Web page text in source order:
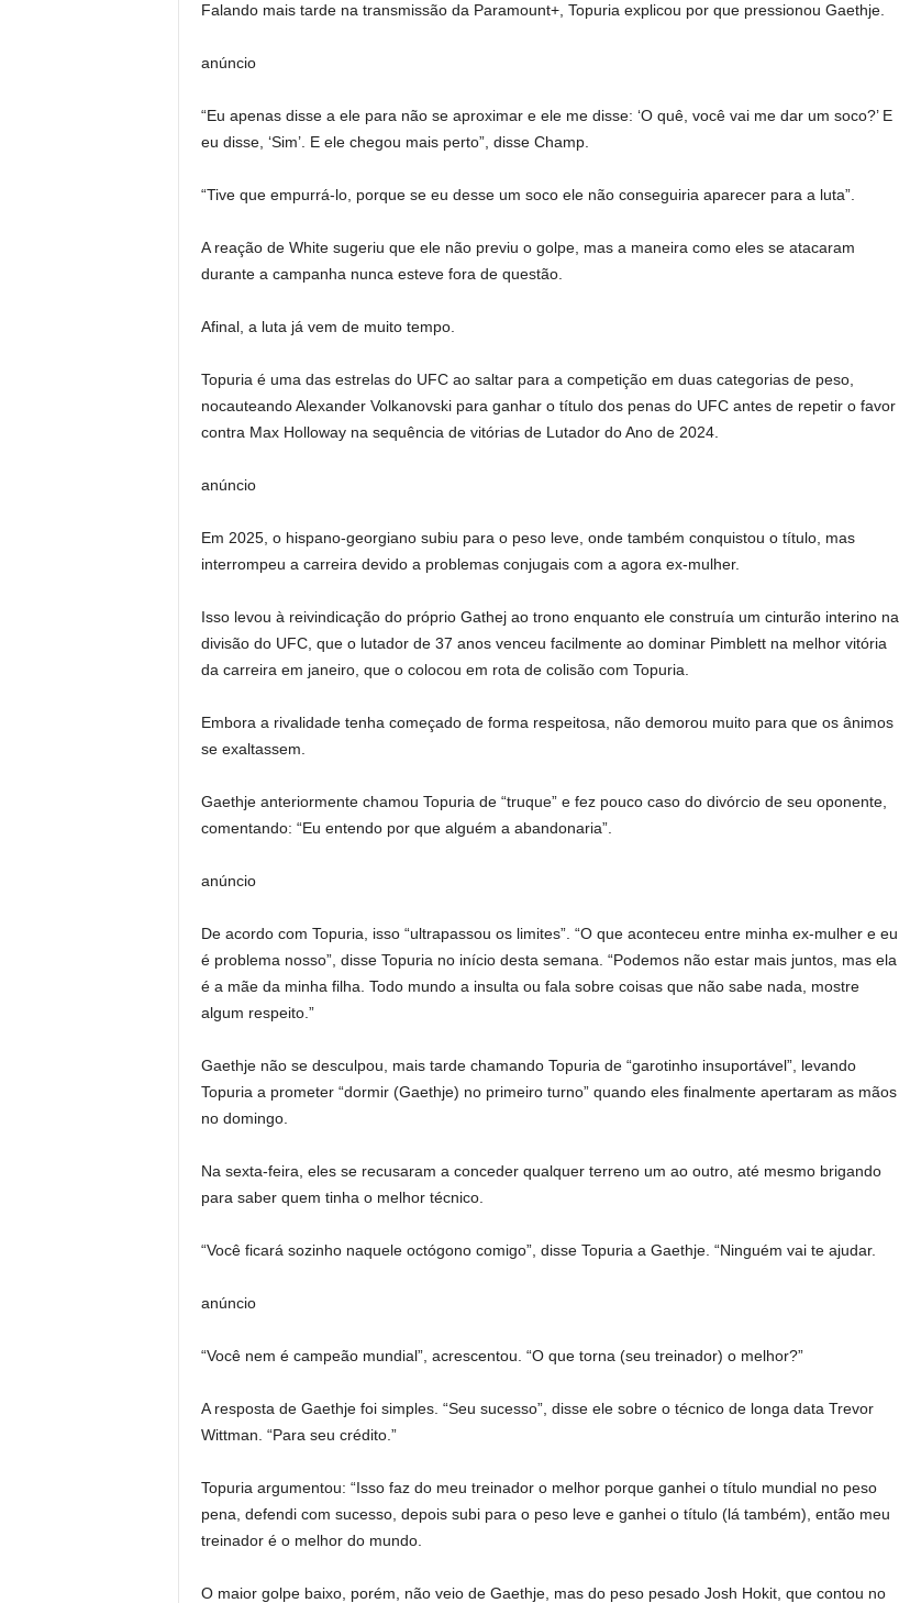
Falando mais tarde na transmissão da Paramount+, Topuria explicou por que pressionou Gaethje.
anúncio
“Eu apenas disse a ele para não se aproximar e ele me disse: ‘O quê, você vai me dar um soco?’ E
eu disse, ‘Sim’. E ele chegou mais perto”, disse Champ.
“Tive que empurrá-lo, porque se eu desse um soco ele não conseguiria aparecer para a luta”.
A reação de White sugeriu que ele não previu o golpe, mas a maneira como eles se atacaram
durante a campanha nunca esteve fora de questão.
Afinal, a luta já vem de muito tempo.
Topuria é uma das estrelas do UFC ao saltar para a competição em duas categorias de peso,
nocauteando Alexander Volkanovski para ganhar o título dos penas do UFC antes de repetir o favor
contra Max Holloway na sequência de vitórias de Lutador do Ano de 2024.
anúncio
Em 2025, o hispano-georgiano subiu para o peso leve, onde também conquistou o título, mas
interrompeu a carreira devido a problemas conjugais com a agora ex-mulher.
Isso levou à reivindicação do próprio Gathej ao trono enquanto ele construía um cinturão interino na
divisão do UFC, que o lutador de 37 anos venceu facilmente ao dominar Pimblett na melhor vitória
da carreira em janeiro, que o colocou em rota de colisão com Topuria.
Embora a rivalidade tenha começado de forma respeitosa, não demorou muito para que os ânimos
se exaltassem.
Gaethje anteriormente chamou Topuria de “truque” e fez pouco caso do divórcio de seu oponente,
comentando: “Eu entendo por que alguém a abandonaria”.
anúncio
De acordo com Topuria, isso “ultrapassou os limites”. “O que aconteceu entre minha ex-mulher e eu
é problema nosso”, disse Topuria no início desta semana. “Podemos não estar mais juntos, mas ela
é a mãe da minha filha. Todo mundo a insulta ou fala sobre coisas que não sabe nada, mostre
algum respeito.”
Gaethje não se desculpou, mais tarde chamando Topuria de “garotinho insuportável”, levando
Topuria a prometer “dormir (Gaethje) no primeiro turno” quando eles finalmente apertaram as mãos
no domingo.
Na sexta-feira, eles se recusaram a conceder qualquer terreno um ao outro, até mesmo brigando
para saber quem tinha o melhor técnico.
“Você ficará sozinho naquele octógono comigo”, disse Topuria a Gaethje. “Ninguém vai te ajudar.
anúncio
“Você nem é campeão mundial”, acrescentou. “O que torna (seu treinador) o melhor?”
A resposta de Gaethje foi simples. “Seu sucesso”, disse ele sobre o técnico de longa data Trevor
Wittman. “Para seu crédito.”
Topuria argumentou: “Isso faz do meu treinador o melhor porque ganhei o título mundial no peso
pena, defendi com sucesso, depois subi para o peso leve e ganhei o título (lá também), então meu
treinador é o melhor do mundo.
O maior golpe baixo, porém, não veio de Gaethje, mas do peso pesado Josh Hokit, que contou no